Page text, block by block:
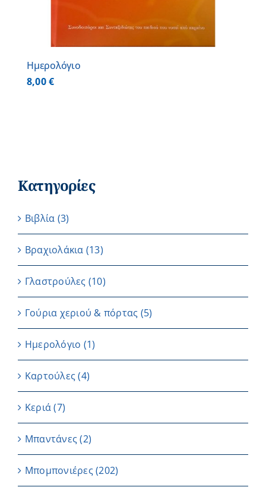
Ημερολόγιο
8,00€
Κατηγορίες
Βιβλία (3)
Βραχιολάκια (13)
Γλαστρούλες (10)
Γούρια χεριού & πόρτας (5)
Ημερολόγιο (1)
Καρτούλες (4)
Κεριά (7)
Μπαντάνες (2)
Μπομπονιέρες(202)